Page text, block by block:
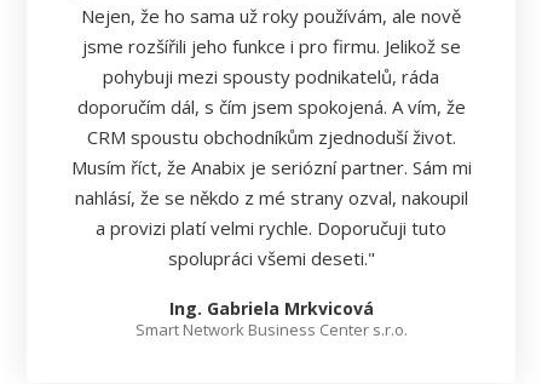
Nejen, že ho sama už roky používám, ale nově
jsme rozšířili jeho funkce i pro firmu. Jelikož se
pohybuji mezi spousty podnikatelů, ráda
doporučím dál, s čím jsem spokojená. A vím, že
CRM spoustu obchodníkům zjednoduší život.
Musím říct, že Anabix je seriózní partner. Sám mi
nahlásí, že se někdo z mé strany ozval, nakoupil
a provizi platí velmi rychle. Doporučuji tuto
spolupráci všemi deseti."
Ing. Gabriela Mrkvicová
Smart Network Business Center s.r.o.